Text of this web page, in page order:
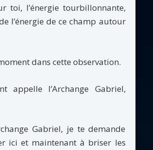
toi, l’énergie tourbillonnante,
l’énergie de ce champ autour
dans cette observation.
appelle l’Archange Gabriel,
Gabriel, je te demande
ici et maintenant à briser les